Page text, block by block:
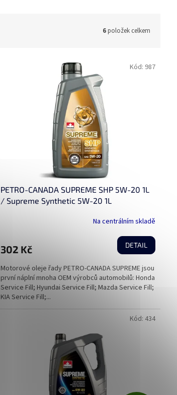
6položek celkem
PETRO-CANADA SUPREME SHP 5W-20 1L
/ Supreme Synthetic 5W-20 1L
Na centrálním skladě
302 Kč DETAIL
Motorové oleje řady PETRO-CANADA SUPREME jsou
první náplní mnoha OEM výrobců automobilů: Honda
Service Fill; Hyundai Service Fill; Mazda Service Fill;
KIA Service Fill;...
Kód: 987
Kód: 434